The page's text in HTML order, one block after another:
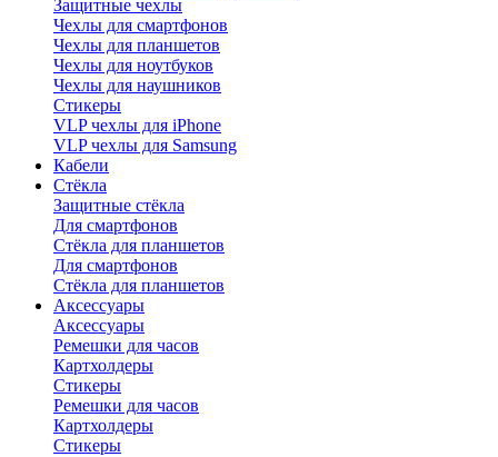
Защитные чехлы
Чехлы для смартфонов
Чехлы для планшетов
Чехлы для ноутбуков
Чехлы для наушников
Стикеры
VLP чехлы для iPhone
VLP чехлы для Samsung
Кабели
Стёкла
Защитные стёкла
Для смартфонов
Стёкла для планшетов
Для смартфонов
Стёкла для планшетов
Аксессуары
Аксессуары
Ремешки для часов
Картхолдеры
Стикеры
Ремешки для часов
Картхолдеры
Стикеры